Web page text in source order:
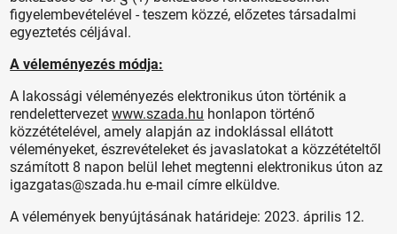
figyelembevételével - teszem közzé, előzetes társadalmi
egyeztetés céljával.
A véleményezés módja:
A lakossági véleményezés elektronikus úton történik a
rendelettervezetwww.szada.hu honlapon történő
közzétételével, amely alapján az indoklással ellátott
véleményeket, észrevételeket és javaslatokat a közzétételtől
számított 8 napon belül lehet megtenni elektronikus úton az
igazgatas@szada.hu e-mail címre elküldve.
A vélemények benyújtásának határideje: 2023. április 12.